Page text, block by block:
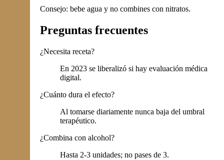
Consejo: bebe agua y no combines con nitratos.
Preguntas frecuentes
¿Necesita receta?
En 2023 se liberalizó si hay evaluación médica
digital.
¿Cuánto dura el efecto?
Al tomarse diariamente nunca baja del umbral
terapéutico.
¿Combina con alcohol?
Hasta 2-3 unidades; no pases de 3.